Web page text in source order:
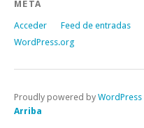
META
Acceder Feed de entradas
WordPress.org
Proudly powered by WordPress
Arriba